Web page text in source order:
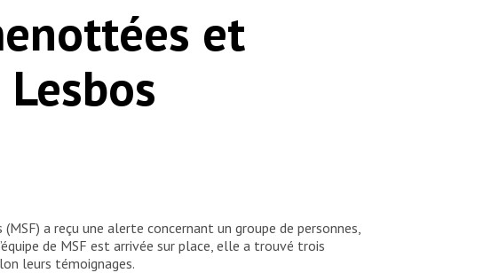
et
a reçu une alerte concernant un groupe de personnes,
de MSF est arrivée sur place, elle a trouvé trois
leurs témoignages.